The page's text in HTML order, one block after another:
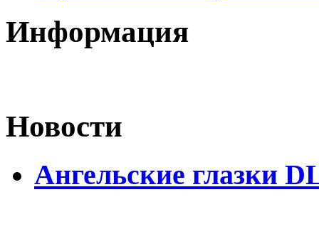
Информация
Новости
Ангельские глазки